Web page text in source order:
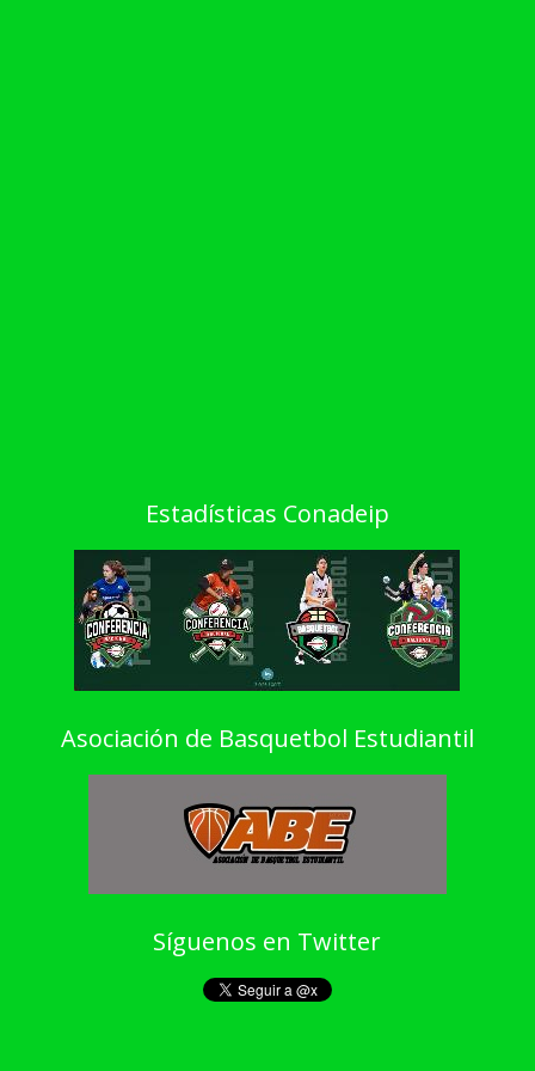
Estadísticas Conadeip
Asociación de Basquetbol Estudiantil
Síguenos en Twitter